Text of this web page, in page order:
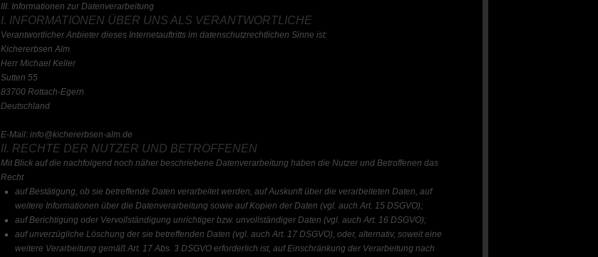
III. Informationen zur Datenverarbeitung
I. INFORMATIONEN ÜBER UNS ALS VERANTWORTLICHE
Verantwortlicher Anbieter dieses Internetauftritts im datenschutzrechtlichen Sinne ist:
Kichererbsen Alm
Herr Michael Keller
Sutten 55
83700 Rottach-Egern
Deutschland
E-Mail: info@kichererbsen-alm.de
II. RECHTE DER NUTZER UND BETROFFENEN
Mit Blick auf die nachfolgend noch näher beschriebene Datenverarbeitung haben die Nutzer und Betroffenen das
Recht
auf Bestätigung, ob sie betreffende Daten verarbeitet werden, auf Auskunft über die verarbeiteten Daten, auf
weitere Informationen über die Datenverarbeitung sowie auf Kopien der Daten (vgl. auch Art. 15 DSGVO);
auf Berichtigung oder Vervollständigung unrichtiger bzw. unvollständiger Daten (vgl. auch Art. 16 DSGVO);
auf unverzügliche Löschung der sie betreffenden Daten (vgl. auch Art. 17 DSGVO), oder, alternativ, soweit eine
weitere Verarbeitung gemäß Art. 17 Abs. 3 DSGVO erforderlich ist, auf Einschränkung der Verarbeitung nach